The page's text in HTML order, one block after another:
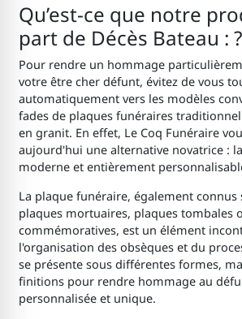
Qu’est-ce que notre
part de Décès Bateau : ?
Pour rendre un hommage
votre être cher défunt, évitez de vous
automatiquement vers les modèles
fades de plaques funéraires
en granit. En effet, Le Coq Funéraire
aujourd'hui une alternative novatrice :
moderne et entièrement
La plaque funéraire, également connus
plaques mortuaires, plaques tombales
commémoratives, est un élément
l'organisation des obsèques et du
se présente sous différentes formes,
finitions pour rendre hommage au
personnalisée et unique.